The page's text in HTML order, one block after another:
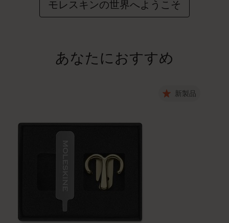
モレスキンの世界へようこそ
あなたにおすすめ
新製品